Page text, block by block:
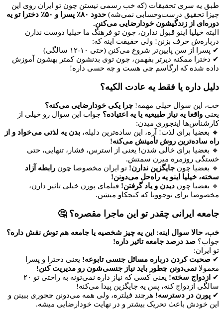
طبق یه سری تحقیقات (که خب رسمی نیستن چون تو ایران روی این
چیزا تحقیق درست‌وحسابی نمی‌شه)
حدود ۸۰٪ پسرا و ۵۰٪ دخترا تو یه
دوره‌ای از زندگیشون خودارضایی می‌کنن.
البته خیلیا اینو قبول ندارن، چون تو فرهنگ ما خیلیا دوست ندارن
درباره‌ش حرف بزنن! ولی حقیقت اینه که:
✔ پسرا از سن پایین‌تر شروع می‌کنن (حتی ۱۰-۱۲ سالگی)
✔ دخترا ممکنه دیرتر بفهمن، چون توی بدنشون کمتر بهشون آموزش
داده شده که ارگاسم چی هست و چه حسی داره!
دلیل داره یا فقط یه عادت الکیه؟
خب، این سوال خیلی مهمه! چرا یکی خودارضایی می‌کنه؟
یعنی واقعا یه نیاز طبیعیه یا یه اعتیاده؟ جواب این سوال رو خیلی از
کارشناس‌ها اینجوری میدن:
🔸 بعضیا برای لذت! آره، این ساده‌ترین دلیله، بدن یه لذتی می‌خواد و از
راه ساده‌ترین روش تأمینش می‌کنه!
🔸 بعضیا برای خالی شدن! یعنی از استرس، فشار، تنهایی، حتی
خستگی روزمره میرن سمتش.
🔸 بعضیا چون جایگزین ندارن! تو ایران مخصوصا چون رابطه آزاد
سخته، خیلیا اینو یه راه‌حل می‌دونن!
🔸 بعضیا چون دیدن و یاد گرفتن! فیلمای پورن خیلی تاثیر دارن،
مخصوصا برای نوجوونا که کنجکاو میشن.
جامعه ایرانی چقدر تو این ماجرا مقصره؟ 🤔
خب، حالا سوال اینه: این یه چیز شخصیه یا جامعه هم توش نقش داره؟
جواب؟ صد درصد جامعه تاثیر داره!
تو ایران:
✔ صحبت کردن درباره مسائل جنسی تابوعه! یعنی دخترا و پسرا
معمولا نمی‌دونن چطور باید نیاز جنسی‌شون رو مدیریت کنن!
✔ ازدواج سخته!
یعنی کسی که نیاز داره نمی‌تونه به راحتی تو ۲۰
سالگی ازدواج کنه، پس یه جایگزین پیدا می‌کنه!
✔ پورن در دسترسه! هرچند فیلتره، ولی همه می‌دونن چجوری ببینن و
این خودش باعث تحریک بیشتر و در نهایت خودارضایی میشه.